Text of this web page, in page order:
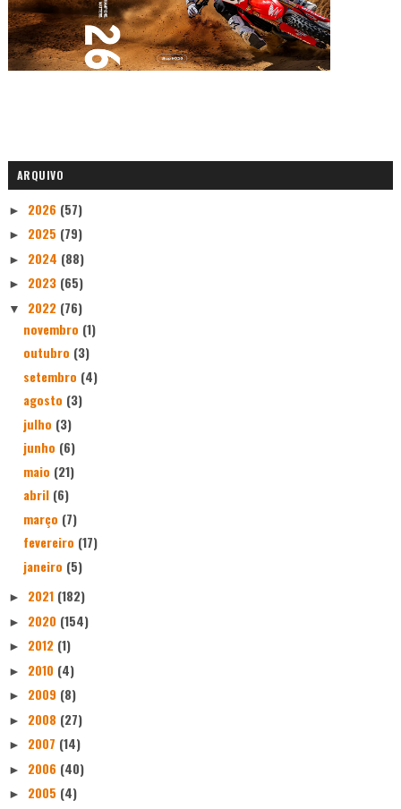
ARQUIVO
► 2026 (57)
► 2025 (79)
► 2024 (88)
► 2023 (65)
▼ 2022 (76)
novembro (1)
outubro (3)
setembro (4)
agosto (3)
julho (3)
junho (6)
maio (21)
abril (6)
março (7)
fevereiro (17)
janeiro (5)
► 2021 (182)
► 2020 (154)
► 2012 (1)
► 2010 (4)
► 2009 (8)
► 2008 (27)
► 2007 (14)
► 2006 (40)
► 2005 (4)